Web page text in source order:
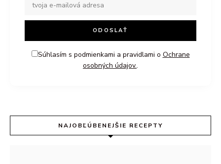
Súhlasím s podmienkami a pravidlami o Ochrane
osobných údajov..
NAJOBĽÚBENEJŠIE RECEPTY